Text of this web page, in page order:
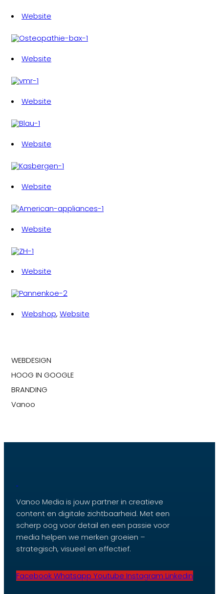
Website
Website
Website
Website
Website
Website
Website
Webshop, Website
WEBDESIGN
HOOG IN GOOGLE
BRANDING
Vanoo
Vanoo Media is jouw partner in creatieve
content en digitale zichtbaarheid. Met een
scherp oog voor detail en een passie voor
media helpen we merken groeien –
strategisch, visueel en effectief.
FacebookWhatsapp Youtube Instagram Linkedin